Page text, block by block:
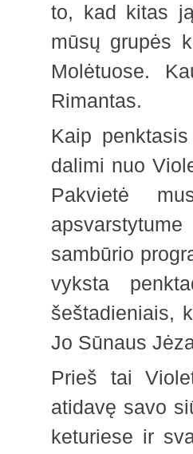
to, kad kitas
mūsų grupės
Molėtuose.
Rimantas.
Kaip
dalimi nuo
Pakvietė
sambūrio
vyksta
šeštadieniais,
Jo Sūnaus
Prieš tai
atidavę savo
keturiese ir